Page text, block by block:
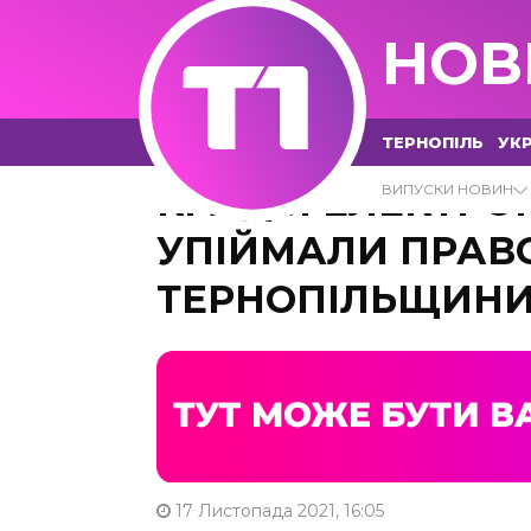
ТЕРНОПІЛЬ
ВИПУСКИ НОВИН
КРАДІЯ
УПІЙМАЛИ
ТЕРНОПІЛЬЩИНИ
17 Листопада 2021, 16:05